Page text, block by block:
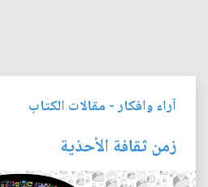
آراء وافكار- مقالات الكتاب
زمن ثقافة الأحذية